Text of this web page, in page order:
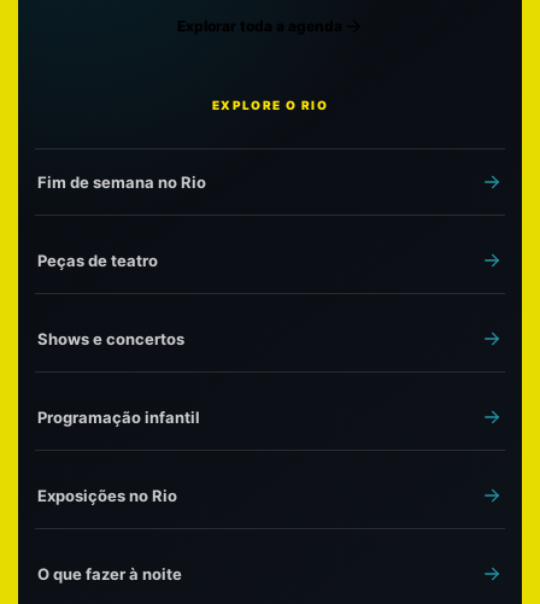
Explorar toda a agenda
EXPLORE O RIO
Fim de semana no Rio
Peças de teatro
Shows e concertos
Programação infantil
Exposições no Rio
O que fazer à noite